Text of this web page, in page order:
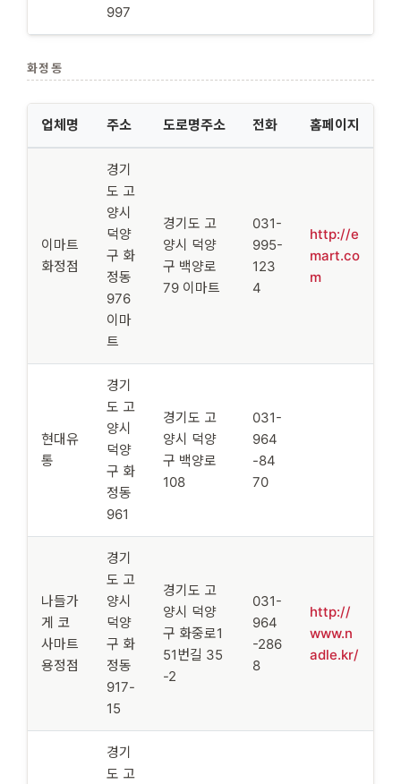
997
화정동
업체명 주소 도로명주소 전화 홈페이지
이마트
화정점
경기
도 고
양시
덕양
구 화
정동
976
이마
트
경기도 고
양시 덕양
구 백양로
79 이마트
031-
995-
123
4
http://e
mart.co
m
현대유
통
경기
도 고
양시
덕양
구 화
정동
961
경기도 고
양시 덕양
구 백양로
108
031-
964
-84
70
나들가
게 코
사마트
용정점
경기
도 고
양시
덕양
구 화
정동
917-
15
경기도 고
양시 덕양
구 화중로1
51번길 35
-2
031-
964
-286
8
http://
www.n
adle.kr/
경기
도 고